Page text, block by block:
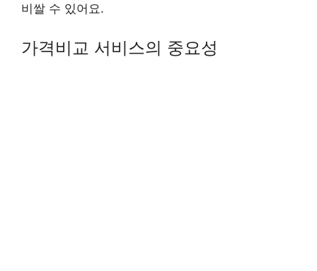
비쌀 수 있어요.
가격비교 서비스의 중요성